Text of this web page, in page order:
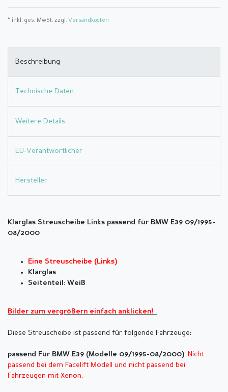
* inkl. ges. MwSt. zzgl. Versandkosten
Beschreibung
Technische Daten
Weitere Details
EU-Verantwortlicher
Hersteller
Klarglas Streuscheibe Links passend für BMW E39 09/1995-
08/2000
Eine Streuscheibe (Links)
Klarglas
Seitenteil: Weiß
Bilder zum vergrößern einfach anklicken!
Diese Streuscheibe ist passend für folgende Fahrzeuge:
passend Für BMW E39 (Modelle 09/1995-08/2000) Nicht
passend bei dem Facelift Modell und nicht passend bei
Fahrzeugen mit Xenon.